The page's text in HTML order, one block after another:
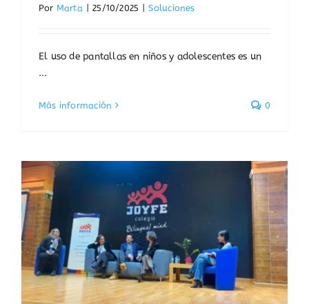
Por Marta | 25/10/2025 | Soluciones
El uso de pantallas en niños y adolescentes es un
...
Más información 0